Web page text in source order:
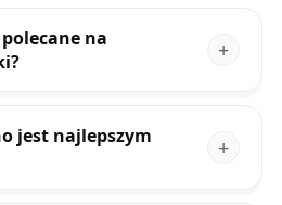
na
jest najlepszym